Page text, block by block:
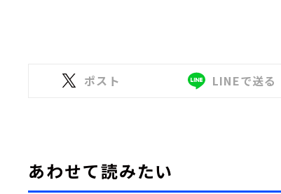
ポスト LINEで送る
あわせて読みたい